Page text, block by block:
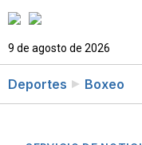
9 de agosto de 2026
Deportes Boxeo